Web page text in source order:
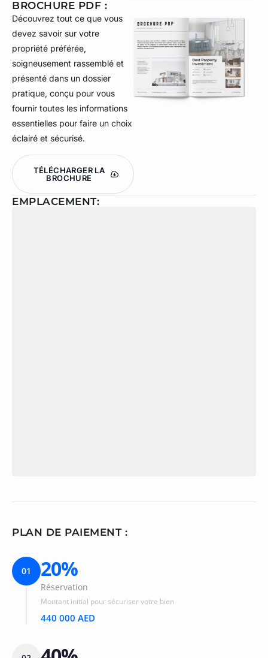
BROCHURE PDF :
Découvrez tout ce que vous
devez savoir sur votre
propriété préférée,
soigneusement rassemblé et
présenté dans un dossier
pratique, conçu pour vous
fournir toutes les informations
essentielles pour faire un choix
éclairé et sécurisé.
TÉLÉCHARGER LA
BROCHURE
EMPLACEMENT:
PLAN DE PAIEMENT :
01 20%
Réservation
Montant initial pour sécuriser votre bien
440 000 AED